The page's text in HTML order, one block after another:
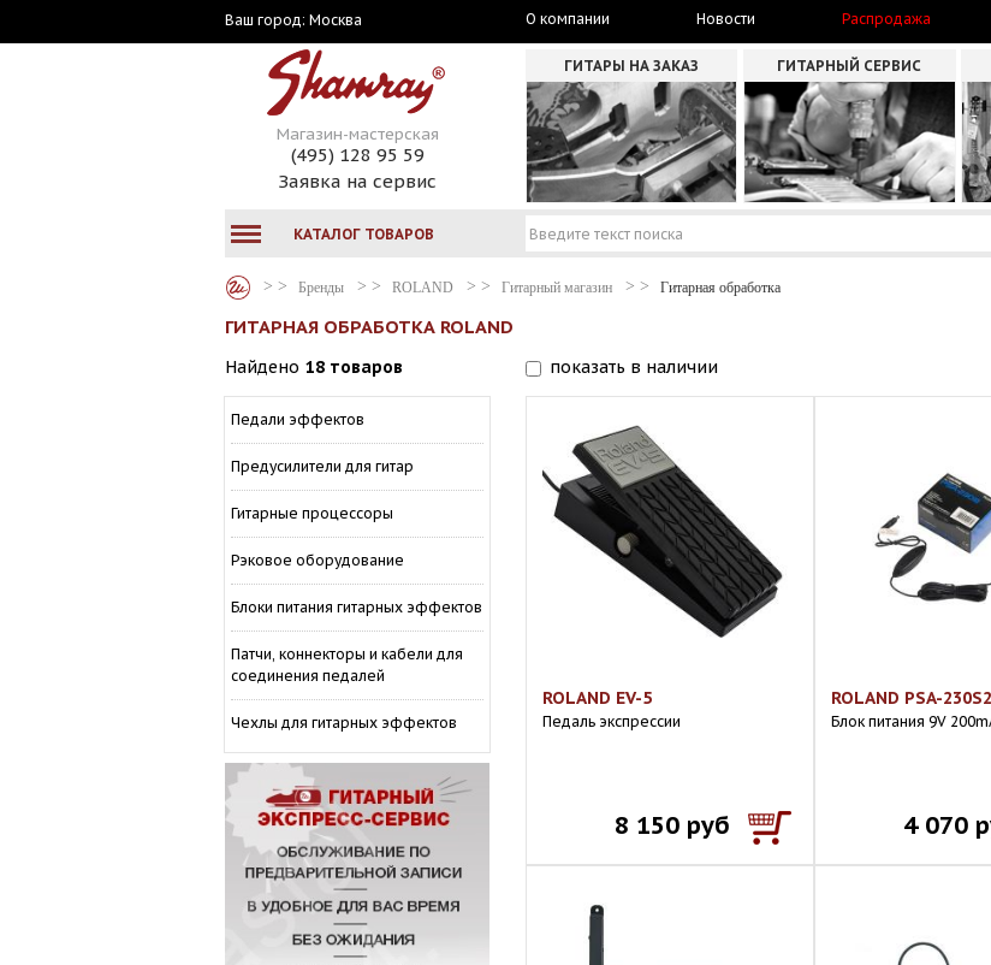
Ваш город: Москва О компании Новости Распродажа
Магазин-мастерская
(495) 128 95 59
Заявка на сервис
ГИТАРЫ НА ЗАКАЗ ГИТАРНЫЙ СЕРВИС
КАТАЛОГ ТОВАРОВ
Бренды ROLAND Гитарный магазин Гитарная обработка
ГИТАРНАЯ ОБРАБОТКА ROLAND
Найдено 18 товаров показать в наличии
Педали эффектов
Предусилители для гитар
Гитарные процессоры
Рэковое оборудование
Блоки питания гитарных эффектов
Патчи, коннекторы и кабели для
соединения педалей
Чехлы для гитарных эффектов
ROLAND EV-5
Педаль экспрессии
8 150 руб
ROLAND PSA-230S2
Блок питания 9V
4 070